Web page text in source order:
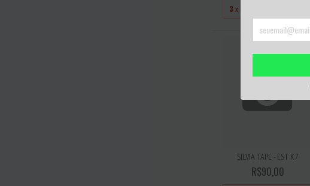
3 x de
SILVIA TAPE - EST K7
R$90,00